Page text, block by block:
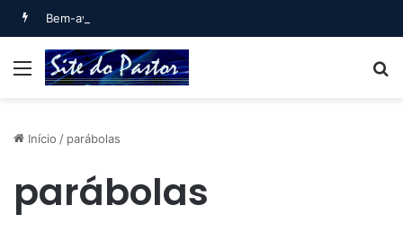
Bem-aventurado o homem que… (Salmo 1)
Menu
Início / parábolas
parábolas